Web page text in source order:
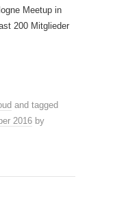
Meetup in
200 Mitglieder
and tagged
2016 by